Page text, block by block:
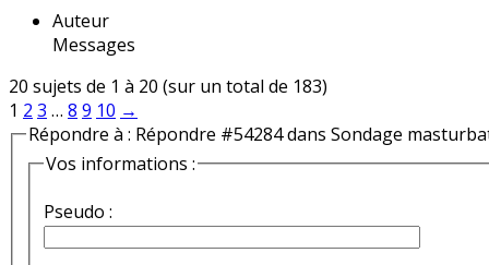
Auteur
Messages
20 sujets de 1 à 20 (sur un total de 183)
1 2 3 … 8 9 10 →
Répondre à : Répondre #54284 dans Sondage
Vos informations :
Pseudo :